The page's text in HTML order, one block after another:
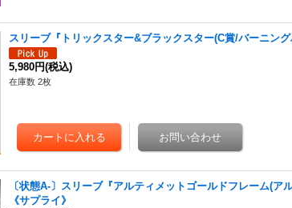
スリーブ『トリックスター&ブラックスター(C賞/バーニン
5,980円(税込)
在庫数 2枚
〔状態A-〕スリーブ『アルティメットゴールドフレーム(
《サプライ》